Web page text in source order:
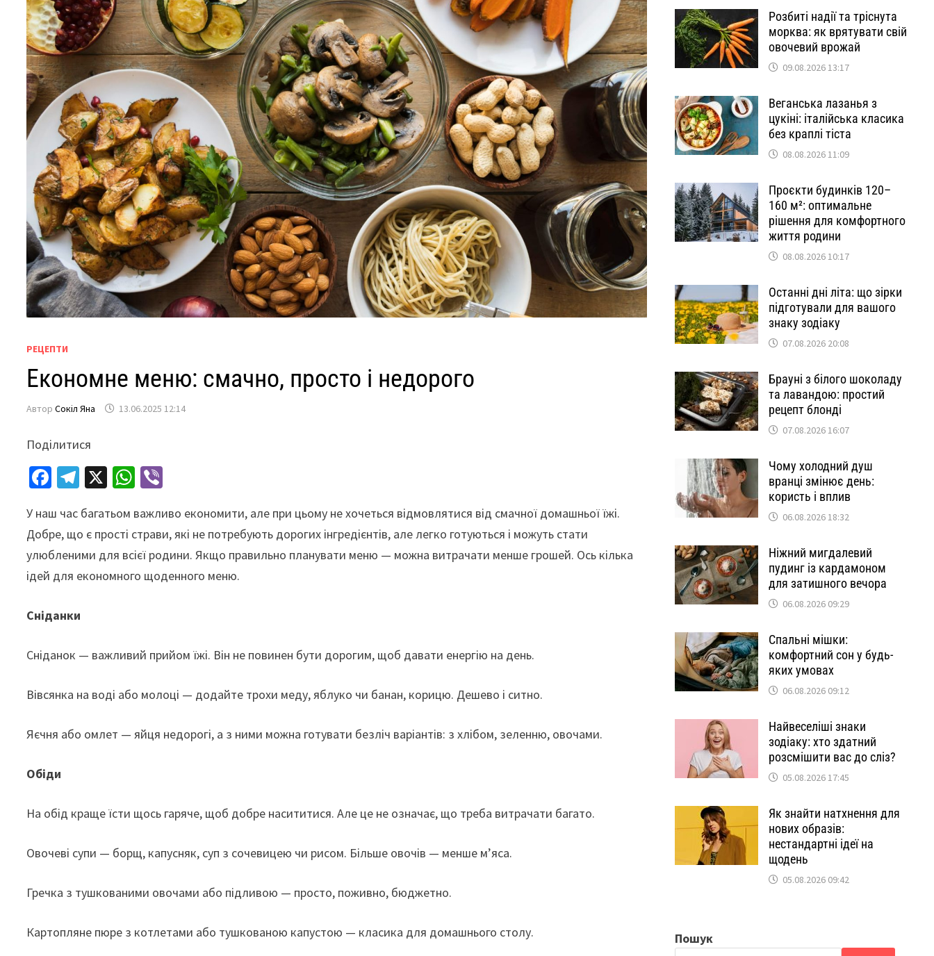
РЕЦЕПТИ
Економне меню: смачно, просто і недорого
АвторСокіл Яна 13.06.2025 12:14
Поділитися
Fa
b
o
o
k
Te
gr
a
m
X
W
at
sA
p
p
er
У наш час багатьом важливо економити, але при цьому не хочеться відмовлятися від смачної домашньої їжі.
Добре, що є прості страви, які не потребують дорогих інгредієнтів, але легко готуються і можуть стати
улюбленими для всієї родини. Якщо правильно планувати меню — можна витрачати менше грошей. Ось кілька
ідей для економного щоденного меню.
Сніданки
Сніданок — важливий прийом їжі. Він не повинен бути дорогим, щоб давати енергію на день.
Вівсянка на воді або молоці — додайте трохи меду, яблуко чи банан, корицю. Дешево і ситно.
Яєчня або омлет — яйця недорогі, а з ними можна готувати безліч варіантів: з хлібом, зеленню, овочами.
Обіди
На обід краще їсти щось гаряче, щоб добре насититися. Але це не означає, що треба витрачати багато.
Овочеві супи — борщ, капусняк, суп з сочевицею чи рисом. Більше овочів — менше м’яса.
Гречка з тушкованими овочами або підливою — просто, поживно, бюджетно.
Картопляне пюре з котлетами або тушкованою капустою — класика для домашнього столу.
Розбиті надії та тріснута
морква: як врятувати свій
овочевий врожай
09.08.2026 13:17
Веганська лазанья з
цукіні: італійська класика
без краплі тіста
08.08.2026 11:09
Проєкти будинків 120–
160 м²: оптимальне
рішення для комфортного
життя родини
08.08.2026 10:17
Останні дні літа: що зірки
підготували для вашого
знаку зодіаку
07.08.2026 20:08
Брауні з білого шоколаду
та лавандою: простий
рецепт блонді
07.08.2026 16:07
Чому холодний душ
вранці змінює день:
користь і вплив
06.08.2026 18:32
Ніжний мигдалевий
пудинг із кардамоном
для затишного вечора
06.08.2026 09:29
Спальні мішки:
комфортний сон у будь-
яких умовах
06.08.2026 09:12
Найвеселіші знаки
зодіаку: хто здатний
розсмішити вас до сліз?
05.08.2026 17:45
Як знайти натхнення для
нових образів:
нестандартні ідеї на
щодень
05.08.2026 09:42
Пошук